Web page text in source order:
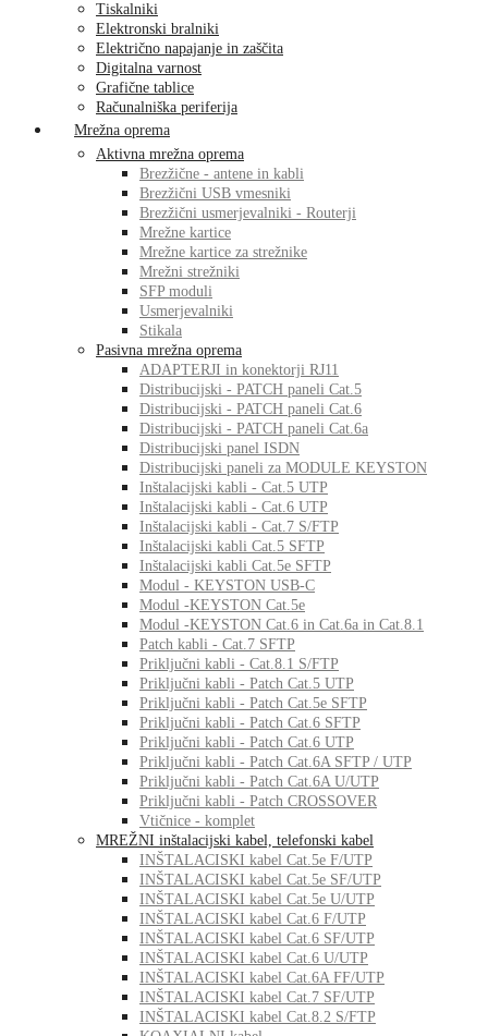
Tiskalniki
Elektronski bralniki
Električno napajanje in zaščita
Digitalna varnost
Grafične tablice
Računalniška periferija
Mrežna oprema
Aktivna mrežna oprema
Brezžične - antene in kabli
Brezžični USB vmesniki
Brezžični usmerjevalniki - Routerji
Mrežne kartice
Mrežne kartice za strežnike
Mrežni strežniki
SFP moduli
Usmerjevalniki
Stikala
Pasivna mrežna oprema
ADAPTERJI in konektorji RJ11
Distribucijski - PATCH paneli Cat.5
Distribucijski - PATCH paneli Cat.6
Distribucijski - PATCH paneli Cat.6a
Distribucijski panel ISDN
Distribucijski paneli za MODULE KEYSTON
Inštalacijski kabli - Cat.5 UTP
Inštalacijski kabli - Cat.6 UTP
Inštalacijski kabli - Cat.7 S/FTP
Inštalacijski kabli Cat.5 SFTP
Inštalacijski kabli Cat.5e SFTP
Modul - KEYSTON USB-C
Modul -KEYSTON Cat.5e
Modul -KEYSTON Cat.6 in Cat.6a in Cat.8.1
Patch kabli - Cat.7 SFTP
Priključni kabli - Cat.8.1 S/FTP
Priključni kabli - Patch Cat.5 UTP
Priključni kabli - Patch Cat.5e SFTP
Priključni kabli - Patch Cat.6 SFTP
Priključni kabli - Patch Cat.6 UTP
Priključni kabli - Patch Cat.6A SFTP / UTP
Priključni kabli - Patch Cat.6A U/UTP
Priključni kabli - Patch CROSSOVER
Vtičnice - komplet
MREŽNI inštalacijski kabel, telefonski kabel
INŠTALACISKI kabel Cat.5e F/UTP
INŠTALACISKI kabel Cat.5e SF/UTP
INŠTALACISKI kabel Cat.5e U/UTP
INŠTALACISKI kabel Cat.6 F/UTP
INŠTALACISKI kabel Cat.6 SF/UTP
INŠTALACISKI kabel Cat.6 U/UTP
INŠTALACISKI kabel Cat.6A FF/UTP
INŠTALACISKI kabel Cat.7 SF/UTP
INŠTALACISKI kabel Cat.8.2 S/FTP